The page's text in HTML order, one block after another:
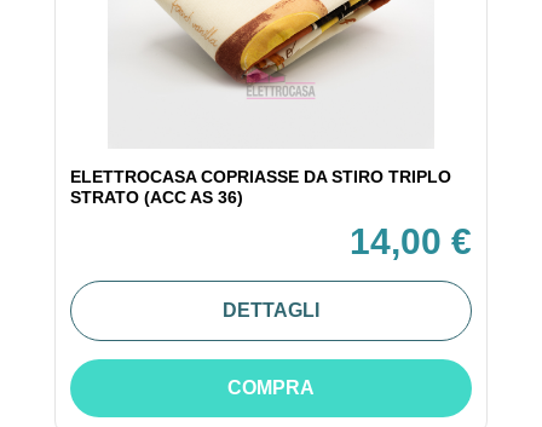
ELETTROCASA COPRIASSE DA STIRO TRIPLO
STRATO (ACC AS 36)
14,00 €
DETTAGLI
COMPRA